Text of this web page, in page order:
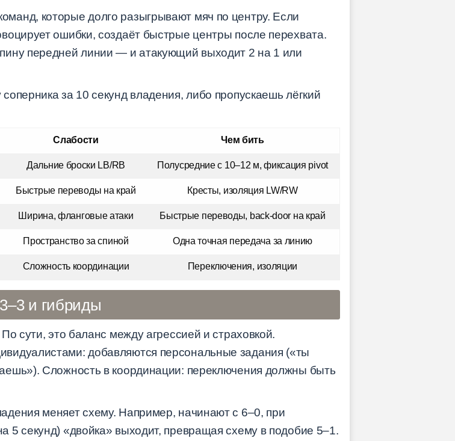
которые долго разыгрывают мяч по центру. Если
ошибки, создаёт быстрые центры после перехвата.
передней линии — и атакующий выходит 2 на 1 или
за 10 секунд владения, либо пропускаешь лёгкий
Слабости Чем бить
Дальние броски LB/RB Полусредние с 10–12 м, фиксация pivot
Быстрые переводы на край Кресты, изоляция LW/RW
Ширина, фланговые атаки Быстрые переводы, back-door на край
Пространство за спиной Одна точная передача за линию
Сложность координации Переключения, изоляции
3–3 и гибриды
сути, это баланс между агрессией и страховкой.
добавляются персональные задания («ты
Сложность в координации: переключения должны быть
меняет схему. Например, начинают с 6–0, при
5 секунд) «двойка» выходит, превращая схему в подобие 5–1.